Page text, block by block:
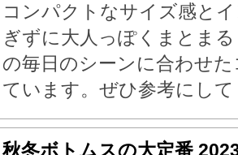
コンパクトなサイズ感と
ぎずに大人っぽくまとま
の毎日のシーンに合わせ
ています。ぜひ参考にし
秋冬ボトムスの大定番